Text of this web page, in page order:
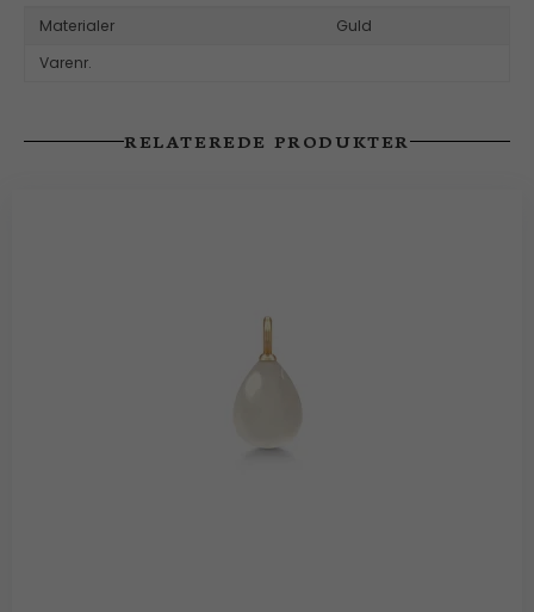
Materialer
Guld
Varenr.
RELATEREDE PRODUKTER